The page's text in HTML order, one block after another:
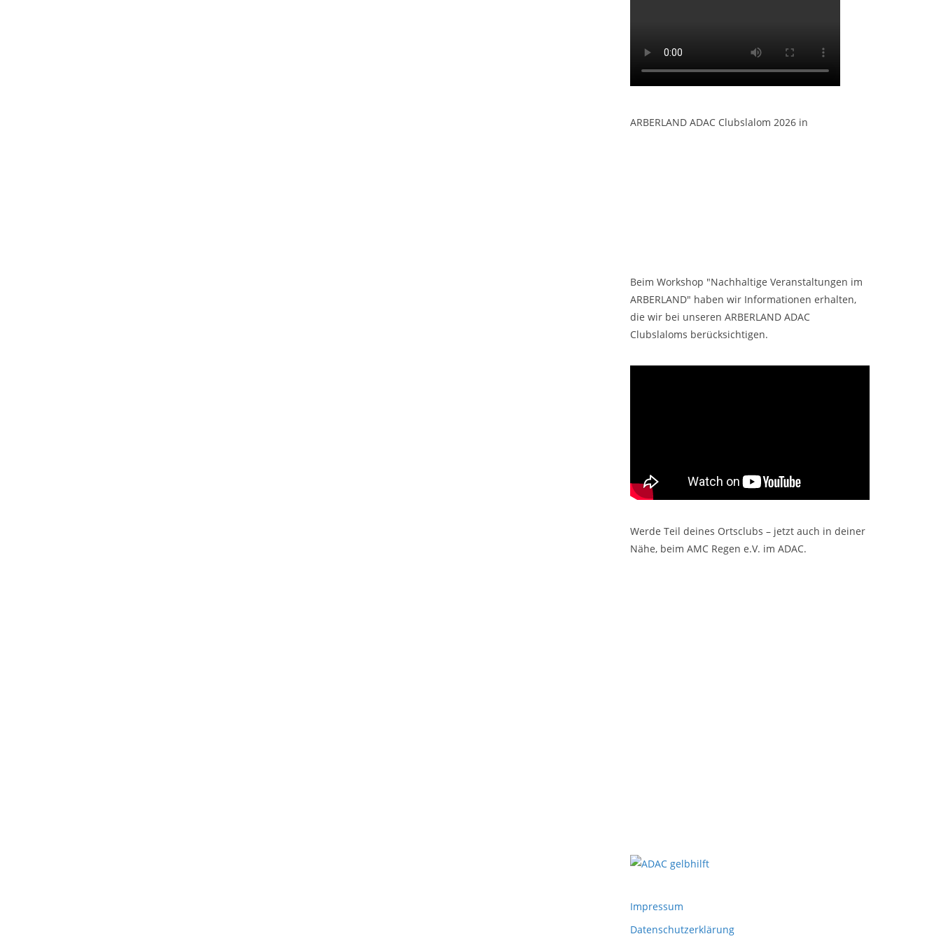
ARBERLAND ADAC Clubslalom 2026 in
Beim Workshop "Nachhaltige Veranstaltungen im
ARBERLAND" haben wir Informationen erhalten,
die wir bei unseren ARBERLAND ADAC
Clubslaloms berücksichtigen.
Werde Teil deines Ortsclubs – jetzt auch in deiner
Nähe, beim AMC Regen e.V. im ADAC.
Impressum
Datenschutzerklärung